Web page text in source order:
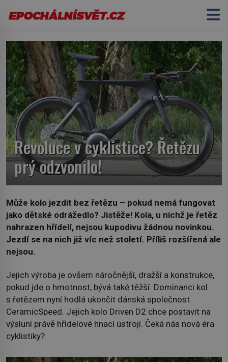
Revoluce v cyklistice? Řetězu
prý odzvonilo!
Může kolo jezdit bez řetězu – pokud nemá fungovat
jako dětské odrážedlo? Jistěže! Kola, u nichž je řetěz
nahrazen hřídelí, nejsou kupodivu žádnou novinkou.
Jezdí se na nich již víc než století. Příliš rozšířená ale
nejsou.
Jejich výroba je ovšem náročnější, dražší a konstrukce,
pokud jde o hmotnost, bývá také těžší. Dominanci kol
s řetězem nyní hodlá ukončit dánská společnost
CeramicSpeed. Jejich kolo Driven D2 chce postavit na
výsluní právě hřídelové hnací ústrojí. Čeká nás nová éra
cyklistiky?